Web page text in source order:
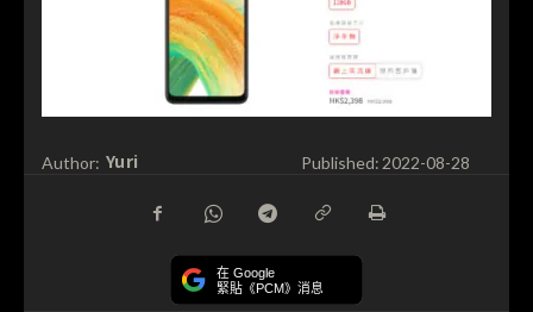
Author: Yuri Published: 2022-08-28
在 Google
緊貼《PCM》消息